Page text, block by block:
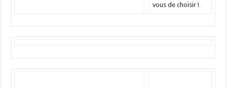
vous de choisir !